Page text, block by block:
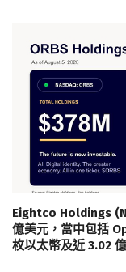
Eightco Holdings
億美元，當中包括
枚以太幣及近 3.02